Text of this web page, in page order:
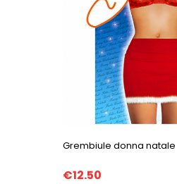
Grembiule donna natale
€12.50